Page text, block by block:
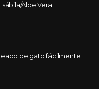
Aloe Vera
de gato fácilmente